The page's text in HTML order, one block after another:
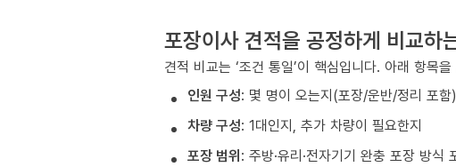
포장이사 견적을 공정하게 비교하
견적 비교는 ‘조건 통일’이 핵심입니다. 아래 항목
인원 구성: 몇 명이 오는지(포장/운반/정리 포함)
차량 구성: 1대인지, 추가 차량이 필요한지
포장 범위: 주방·유리·전자기기 완충 포장 방식